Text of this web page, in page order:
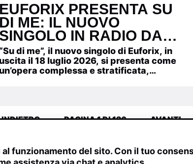
EUFORIX PRESENTA SU
DI ME: IL NUOVO
SINGOLO IN RADIO DAL
18 LUGLIO 2026
“Su di me”, il nuovo singolo di Euforix, in
uscita il 18 luglio 2026, si presenta come
un’opera complessa e stratificata,
INDIETRO PAGINA 1 DI 126 AVANTI
funzionamento del sito. Con il tuo